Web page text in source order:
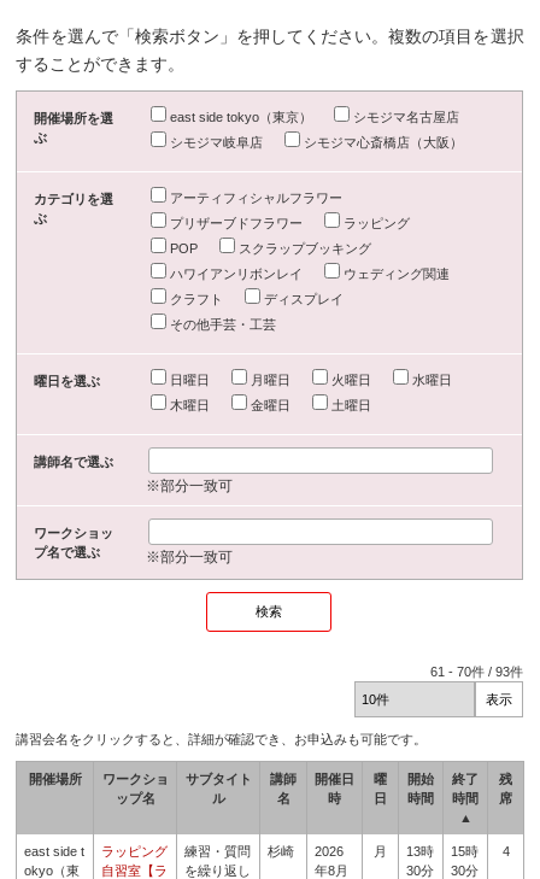
条件を選んで「検索ボタン」を押してください。複数の項目を選択
することができます。
開催場所を選
ぶ
east side tokyo（東京）
シモジマ名古屋店
シモジマ岐阜店
シモジマ心斎橋店（大阪）
カテゴリを選
ぶ
アーティフィシャルフラワー
プリザーブドフラワー
ラッピング
POP
スクラップブッキング
ハワイアンリボンレイ
ウェディング関連
クラフト
ディスプレイ
その他手芸・工芸
曜日を選ぶ 日曜日 月曜日 火曜日
水曜日
木曜日
金曜日 土曜日
講師名で選ぶ
※部分一致可
ワークショッ
プ名で選ぶ
※部分一致可
61 -70件 /93件
講習会名をクリックすると、詳細が確認でき、お申込みも可能です。
開催場所
ワークショ
ップ名
サブタイト
ル
講師
名
開催日
時
曜
日
開始
時間
終了
時間
▲
残
席
east side t
okyo（東
ラッピング
自習室【ラ
練習・質問
を繰り返し
杉崎
2026
年8月
月
13時
30分
15時
30分
4